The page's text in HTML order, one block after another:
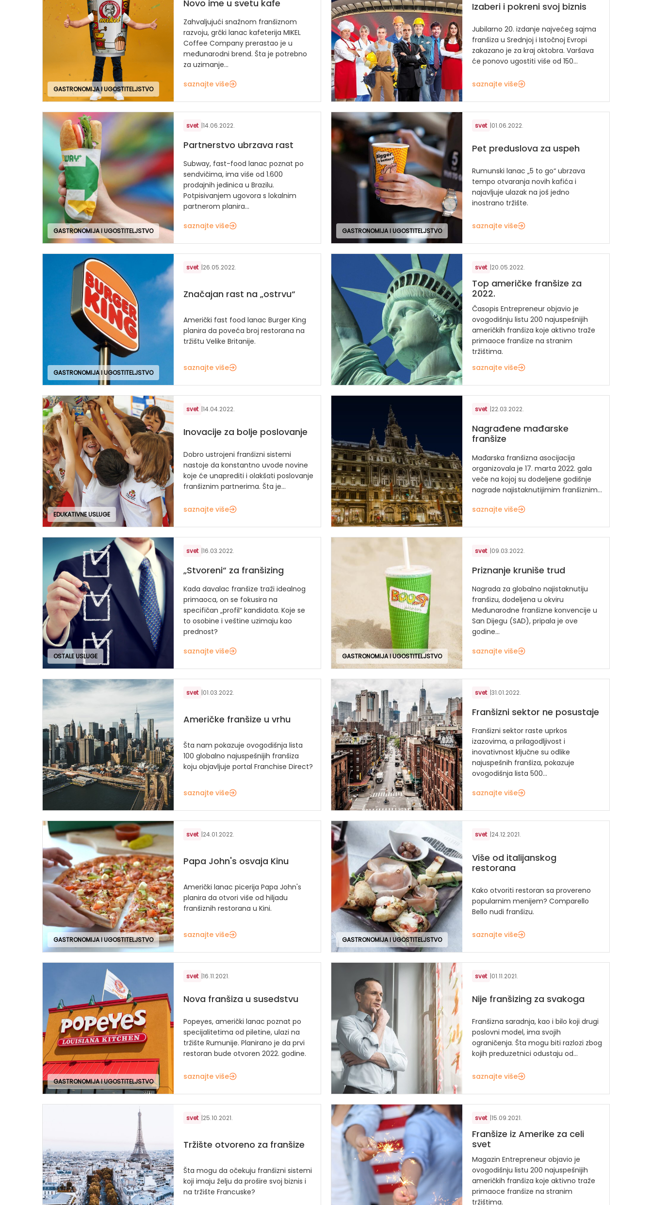
GASTRONOMIJA I UGOSTITELJSTVO
Novo ime u svetu kafe
Zahvaljujući snažnom franšiznom
razvoju, grčki lanac kafeterija MIKEL
Coffee Company prerastao je u
međunarodni brend. Šta je potrebno
za uzimanje...
saznajte više
Izaberi i pokreni svoj biznis
Jubilarno 20. izdanje najvećeg sajma
franšiza u Srednjoj i Istočnoj Evropi
zakazano je za kraj oktobra. Varšava
će ponovo ugostiti više od 150...
saznajte više
GASTRONOMIJA I UGOSTITELJSTVO
svet |14.06.2022.
Partnerstvo ubrzava rast
Subway, fast-food lanac poznat po
sendvičima, ima više od 1.600
prodajnih jedinica u Brazilu.
Potpisivanjem ugovora s lokalnim
partnerom planira...
saznajte više
GASTRONOMIJA I UGOSTITELJSTVO
svet |01.06.2022.
Pet preduslova za uspeh
Rumunski lanac „5 to go“ ubrzava
tempo otvaranja novih kafića i
najavljuje ulazak na još jedno
inostrano tržište.
saznajte više
GASTRONOMIJA I UGOSTITELJSTVO
svet |26.05.2022.
Značajan rast na „ostrvu“
Američki fast food lanac Burger King
planira da poveća broj restorana na
tržištu Velike Britanije.
saznajte više
svet |20.05.2022.
Top američke franšize za
2022.
Časopis Entrepreneur objavio je
ovogodišnju listu 200 najuspešnijih
američkih franšiza koje aktivno traže
primaoce franšize na stranim
tržištima.
saznajte više
EDUKATIVNE USLUGE
svet |14.04.2022.
Inovacije za bolje poslovanje
Dobro ustrojeni franšizni sistemi
nastoje da konstantno uvode novine
koje će unaprediti i olakšati poslovanje
franšiznim partnerima. Šta je...
saznajte više
svet |22.03.2022.
Nagrađene mađarske
franšize
Mađarska franšizna asocijacija
organizovala je 17. marta 2022. gala
veče na kojoj su dodeljene godišnje
nagrade najistaknutijimim franšiznim...
saznajte više
OSTALE USLUGE
svet |16.03.2022.
„Stvoreni“ za franšizing
Kada davalac franšize traži idealnog
primaoca, on se fokusira na
specifičan „profil“ kandidata. Koje se
to osobine i veštine uzimaju kao
prednost?
saznajte više
GASTRONOMIJA I UGOSTITELJSTVO
svet |09.03.2022.
Priznanje kruniše trud
Nagrada za globalno najistaknutiju
franšizu, dodeljena u okviru
Međunarodne franšizne konvencije u
San Dijegu (SAD), pripala je ove
godine...
saznajte više
svet |01.03.2022.
Američke franšize u vrhu
Šta nam pokazuje ovogodišnja lista
100 globalno najuspešnijih franšiza
koju objavljuje portal Franchise Direct?
saznajte više
svet |31.01.2022.
Franšizni sektor ne posustaje
Franšizni sektor raste uprkos
izazovima, a prilagodljivost i
inovativnost ključne su odlike
najuspešnih franšiza, pokazuje
ovogodišnja lista 500...
saznajte više
GASTRONOMIJA I UGOSTITELJSTVO
svet |24.01.2022.
Papa John's osvaja Kinu
Američki lanac picerija Papa John's
planira da otvori više od hiljadu
franšiznih restorana u Kini.
saznajte više
GASTRONOMIJA I UGOSTITELJSTVO
svet |24.12.2021.
Više od italijanskog
restorana
Kako otvoriti restoran sa provereno
popularnim menijem? Comparello
Bello nudi franšizu.
saznajte više
GASTRONOMIJA I UGOSTITELJSTVO
svet |16.11.2021.
Nova franšiza u susedstvu
Popeyes, američki lanac poznat po
specijalitetima od piletine, ulazi na
tržište Rumunije. Planirano je da prvi
restoran bude otvoren 2022. godine.
saznajte više
svet |01.11.2021.
Nije franšizing za svakoga
Franšizna saradnja, kao i bilo koji drugi
poslovni model, ima svojih
ograničenja. Šta mogu biti razlozi zbog
kojih preduzetnici odustaju od...
saznajte više
svet |25.10.2021.
Tržište otvoreno za franšize
Šta mogu da očekuju franšizni sistemi
koji imaju želju da prošire svoj biznis i
na tržište Francuske?
svet |15.09.2021.
Franšize iz Amerike za celi
svet
Magazin Entrepreneur objavio je
ovogodišnju listu 200 najuspešnijih
američkih franšiza koje aktivno traže
primaoce franšize na stranim
tržištima.